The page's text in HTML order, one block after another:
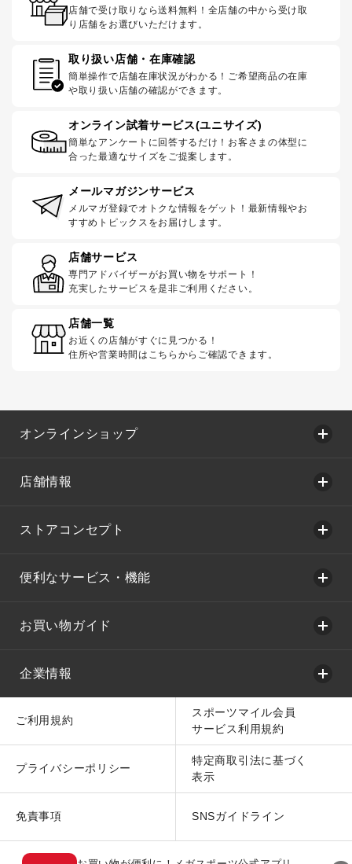
店舗で受け取りなら送料無料！全店舗の中から受け取
り店舗をお選びいただけます。
取り扱い店舗・在庫確認
簡単操作で店舗在庫状況がわかる！ご希望商品の在庫
や取り扱い店舗の確認ができます。
オンライン試着サービス(ユニサイズ)
簡単なアンケートに回答するだけ！お客さまの体型に
合った最適なサイズをご提案します。
メールマガジンサービス
メルマガ登録でオトクな情報をゲット！最新情報やお
すすめトピックスをお届けします。
店舗サービス
専門アドバイザーがお買い物をサポート！
充実したサービスを是非ご利用ください。
店舗一覧
お近くの店舗がすぐに見つかる！
住所や営業時間はこちらからご確認できます。
オンラインショップ
店舗情報
ストアコンセプト
便利なサービス・機能
お買い物ガイド
企業情報
ご利用規約
スポーツマイル会員
サービス利用規約
プライバシーポリシー
特定商取引法に基づく
表示
免責事項 SNSガイドライン